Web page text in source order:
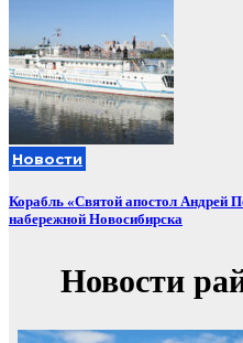
Новости
Корабль «Святой апостол Андрей
набережной Новосибирска